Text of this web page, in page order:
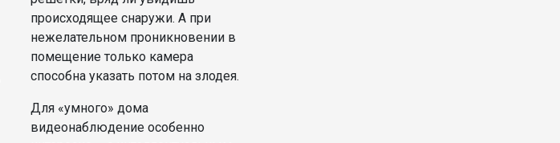
происходящее снаружи. А при
нежелательном проникновении в
помещение только камера
способна указать потом на злодея.
Для «умного» дома
видеонаблюдение особенно